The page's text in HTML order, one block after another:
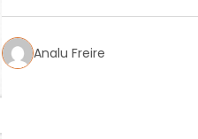
Analu Freire